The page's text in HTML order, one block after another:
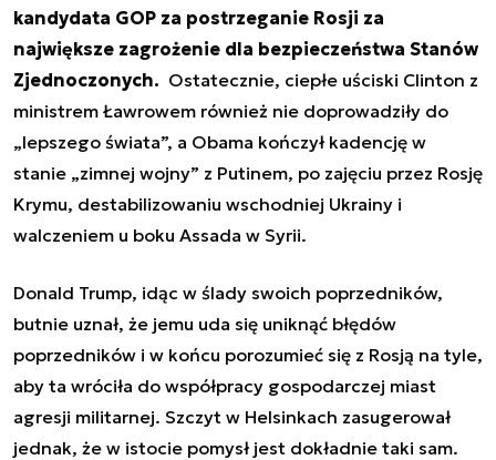
kandydata GOP za postrzeganie Rosji za
największe zagrożenie dla bezpieczeństwa Stanów
Zjednoczonych. Ostatecznie, ciepłe uściski Clinton z
ministrem Ławrowem również nie doprowadziły do
„lepszego świata”, a Obama kończył kadencję w
stanie „zimnej wojny” z Putinem, po zajęciu przez Rosję
Krymu, destabilizowaniu wschodniej Ukrainy i
walczeniem u boku Assada w Syrii.
Donald Trump, idąc w ślady swoich poprzedników,
butnie uznał, że jemu uda się uniknąć błędów
poprzedników i w końcu porozumieć się z Rosją na tyle,
aby ta wróciła do współpracy gospodarczej miast
agresji militarnej. Szczyt w Helsinkach zasugerował
jednak, że w istocie pomysł jest dokładnie taki sam.